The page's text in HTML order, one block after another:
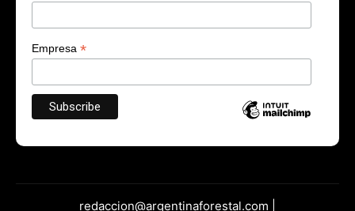
Empresa *
redaccion@argentinaforestal.com |